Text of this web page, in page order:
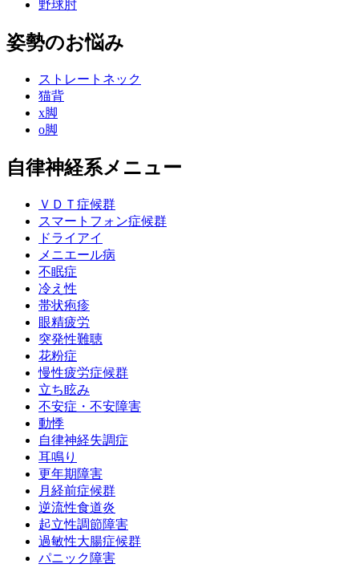
野球肘
姿勢のお悩み
ストレートネック
猫背
x脚
o脚
自律神経系メニュー
ＶＤＴ症候群
スマートフォン症候群
ドライアイ
メニエール病
不眠症
冷え性
帯状疱疹
眼精疲労
突発性難聴
花粉症
慢性疲労症候群
立ち眩み
不安症・不安障害
動悸
自律神経失調症
耳鳴り
更年期障害
月経前症候群
逆流性食道炎
起立性調節障害
過敏性大腸症候群
パニック障害